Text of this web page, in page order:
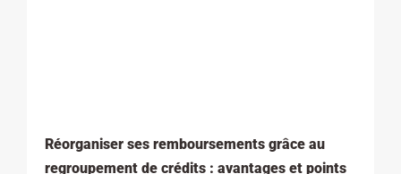
Réorganiser ses remboursements grâce au
regroupement de crédits : avantages et points